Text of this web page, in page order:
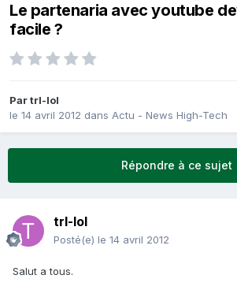
Le partenaria avec youtube
facile ?
Partrl-lol
le 14 avril 2012 dans Actu - News High-Tech
Répondre à ce sujet
trl-lol
Posté(e) le 14 avril 2012
Salut a tous.